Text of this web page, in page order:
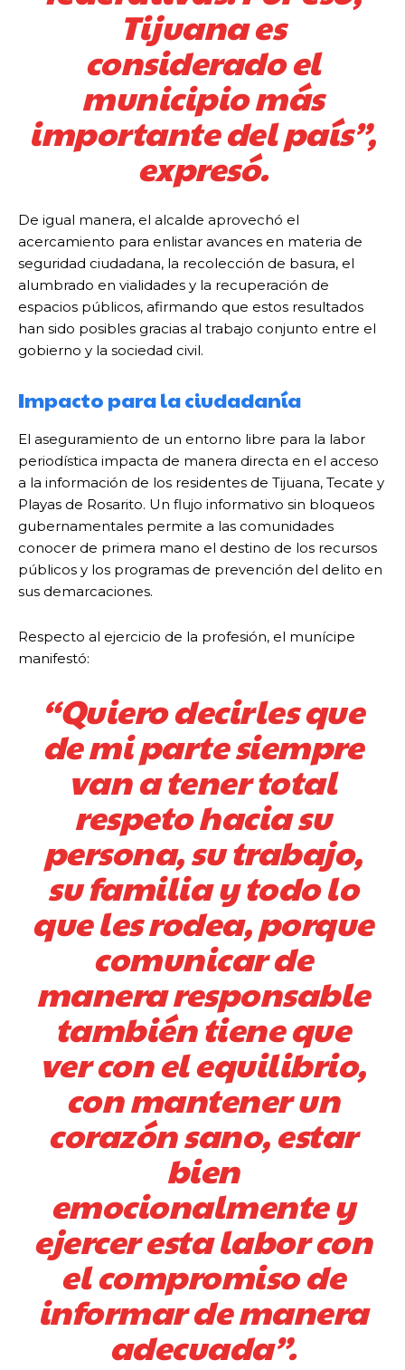
Tijuana es
considerado el
municipio más
importante del país”,
expresó.
De igual manera, el alcalde aprovechó el
acercamiento para enlistar avances en materia de
seguridad ciudadana, la recolección de basura, el
alumbrado en vialidades y la recuperación de
espacios públicos, afirmando que estos resultados
han sido posibles gracias al trabajo conjunto entre el
gobierno y la sociedad civil.
Impacto para la ciudadanía
El aseguramiento de un entorno libre para la labor
periodística impacta de manera directa en el acceso
a la información de los residentes de Tijuana, Tecate y
Playas de Rosarito. Un flujo informativo sin bloqueos
gubernamentales permite a las comunidades
conocer de primera mano el destino de los recursos
públicos y los programas de prevención del delito en
sus demarcaciones.
Respecto al ejercicio de la profesión, el munícipe
manifestó:
“Quiero decirles que
de mi parte siempre
van a tener total
respeto hacia su
persona, su trabajo,
su familia y todo lo
que les rodea, porque
comunicar de
manera responsable
también tiene que
ver con el equilibrio,
con mantener un
corazón sano, estar
bien
emocionalmente y
ejercer esta labor con
el compromiso de
informar de manera
adecuada”.